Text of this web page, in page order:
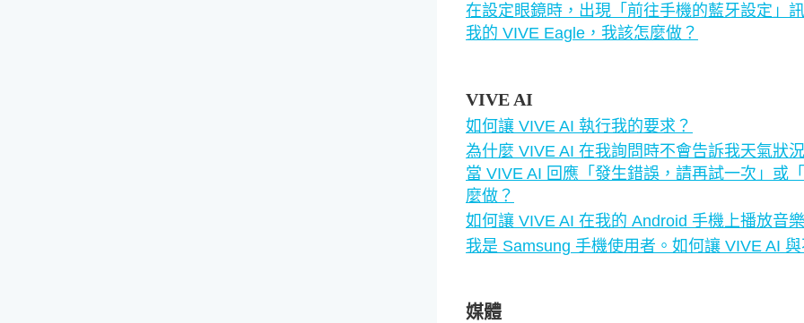
在設定眼鏡時，出現「前往手機的藍牙設定」
我的 VIVE Eagle，我該怎麼做？
VIVE AI
如何讓 VIVE AI 執行我的要求？
為什麼 VIVE AI 在我詢問時不會告訴我天氣狀
當 VIVE AI 回應「發生錯誤，請再試一次」或
麼做？
如何讓 VIVE AI 在我的 Android 手機上播放音
我是 Samsung 手機使用者。如何讓 VIVE AI
媒體